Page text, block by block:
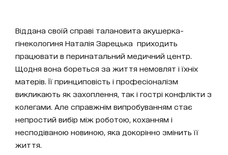
Віддана своїй справі талановита акушерка-
гінекологиня Наталія Зарецька приходить
працювати в перинатальний медичний центр.
Щодня вона бореться за життя немовлят і їхніх
матерів. Її принциповість і професіоналізм
викликають як захоплення, так і гострі конфлікти з
колегами. Але справжнім випробуванням стає
непростий вибір між роботою, коханням і
несподіваною новиною, яка докорінно змінить її
життя.